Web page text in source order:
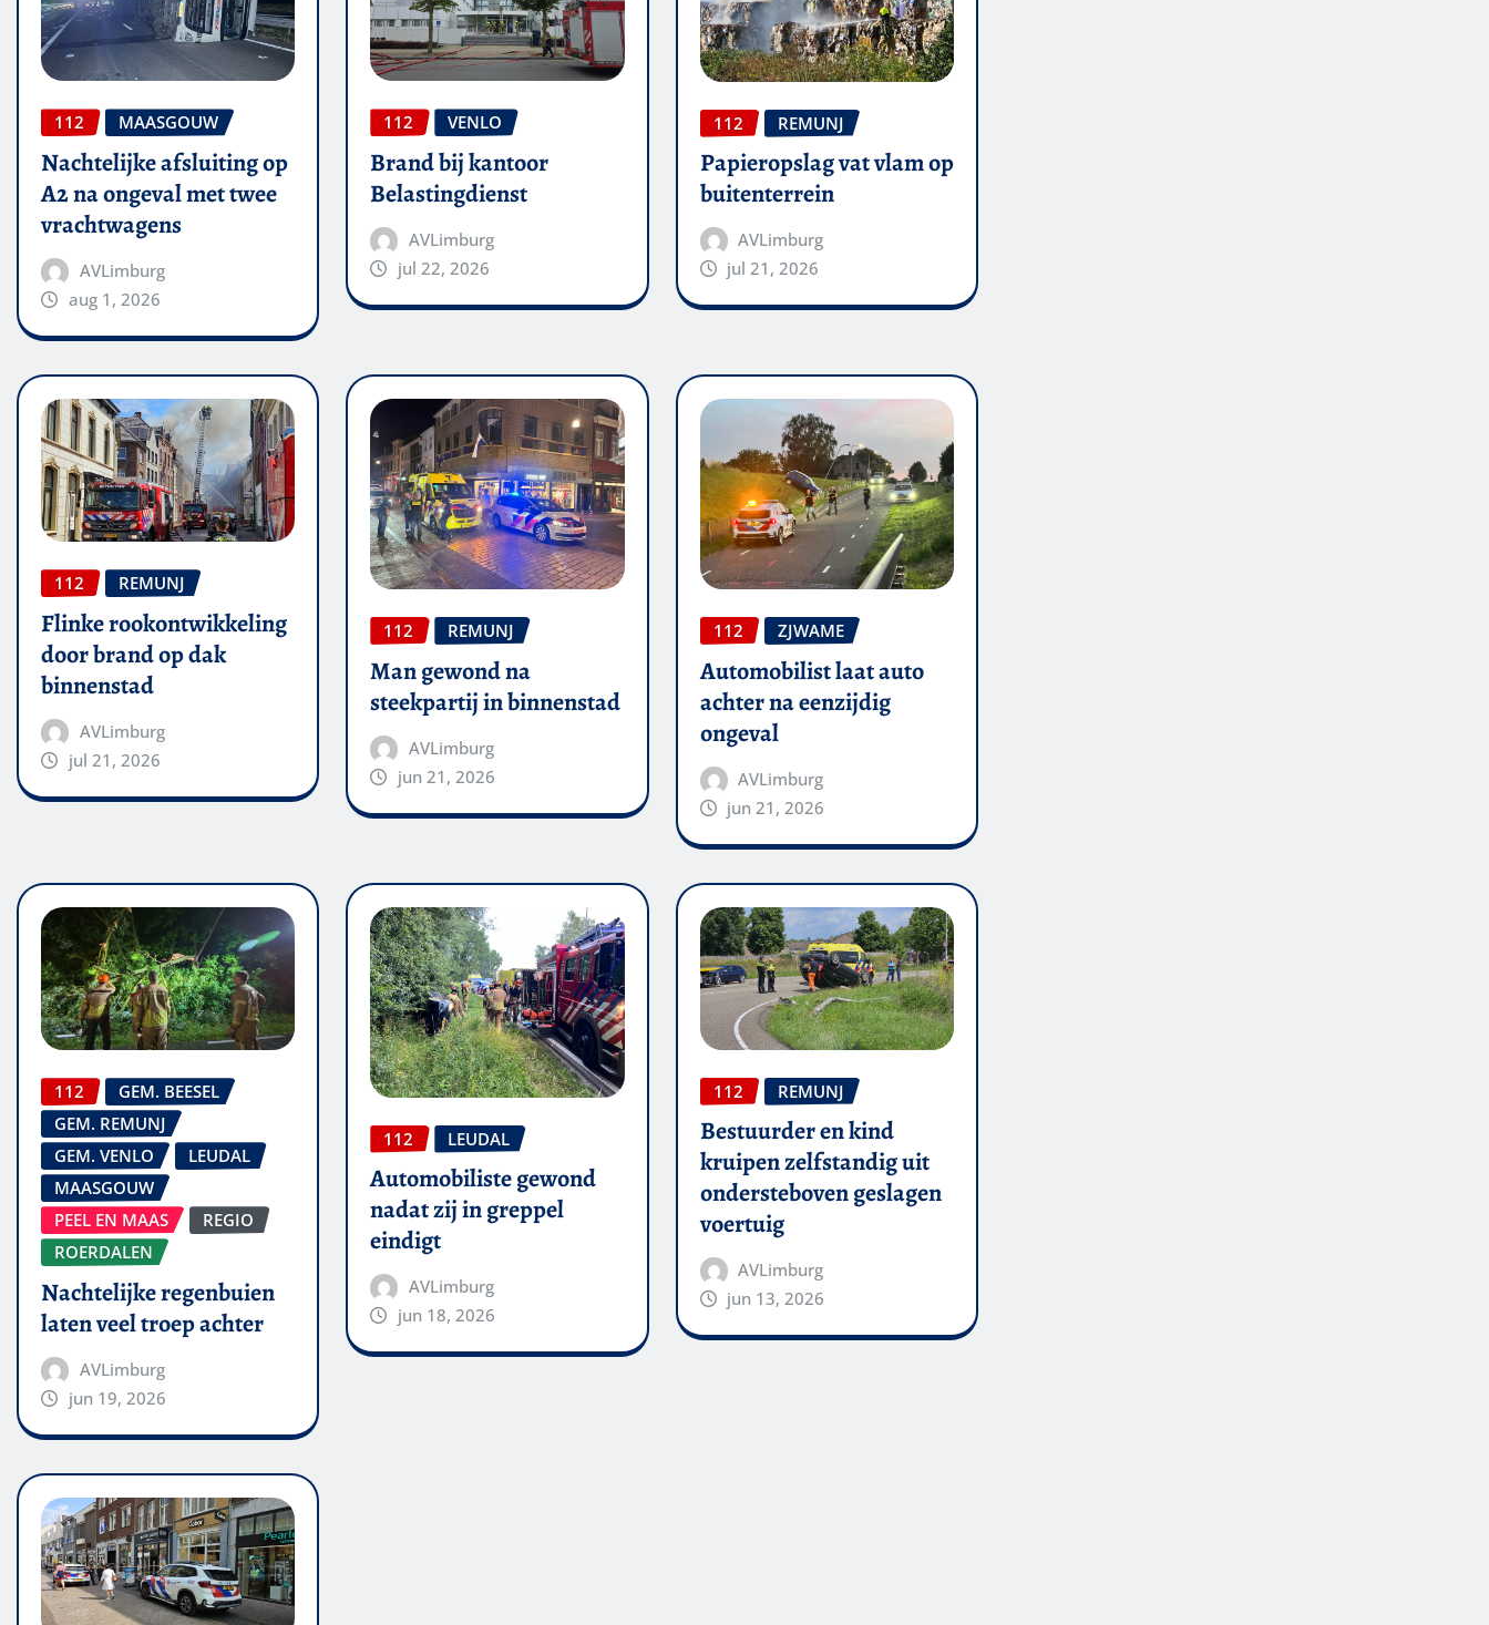
112 MAASGOUW
Nachtelijke afsluiting op
A2 na ongeval met twee
vrachtwagens
AVLimburg
aug 1, 2026
112 VENLO
Brand bij kantoor
Belastingdienst
AVLimburg
jul 22, 2026
112 REMUNJ
Papieropslag vat vlam op
buitenterrein
AVLimburg
jul 21, 2026
112 REMUNJ
Flinke rookontwikkeling
door brand op dak
binnenstad
AVLimburg
jul 21, 2026
112 REMUNJ
Man gewond na
steekpartij in binnenstad
AVLimburg
jun 21, 2026
112 ZJWAME
Automobilist laat auto
achter na eenzijdig
ongeval
AVLimburg
jun 21, 2026
112
GEM. BEESEL
GEM. REMUNJ
GEM. VENLO
LEUDAL
MAASGOUW
PEEL EN MAAS
REGIO
ROERDALEN
Nachtelijke regenbuien
laten veel troep achter
AVLimburg
jun 19, 2026
112 LEUDAL
Automobiliste gewond
nadat zij in greppel
eindigt
AVLimburg
jun 18, 2026
112 REMUNJ
Bestuurder en kind
kruipen zelfstandig uit
ondersteboven geslagen
voertuig
AVLimburg
jun 13, 2026